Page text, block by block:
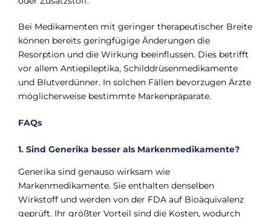
Bei Medikamenten mit geringer therapeutischer Breite
können bereits geringfügige Änderungen die
Resorption und die Wirkung beeinflussen. Dies betrifft
vor allem Antiepileptika, Schilddrüsenmedikamente
und Blutverdünner. In solchen Fällen bevorzugen Ärzte
möglicherweise bestimmte Markenpräparate.
FAQs
1. Sind Generika besser als Markenmedikamente?
Generika sind genauso wirksam wie
Markenmedikamente. Sie enthalten denselben
Wirkstoff und werden von der FDA auf Bioäquivalenz
geprüft. Ihr größter Vorteil sind die Kosten, wodurch